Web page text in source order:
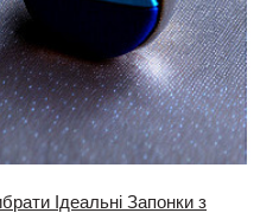
Ідеальні Запонки з